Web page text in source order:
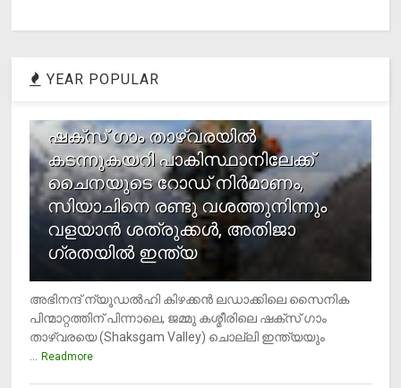
YEAR POPULAR
ഷക്സ് ​ഗാം താഴ്‌വരയിൽ
കടന്നുകയറി പാകിസ്ഥാനിലേക്ക്
ചൈനയുടെ റോഡ് നിർമാണം,
സിയാചിനെ രണ്ടു വശത്തുനിന്നും
വളയാൻ ശത്രുക്കൾ, അതിജാ​
ഗ്രതയിൽ ഇന്ത്യ
അഭിനന്ദ് ന്യൂഡൽഹി കിഴക്കൻ ലഡാക്കിലെ സൈനിക
പിന്മാറ്റത്തിന് പിന്നാലെ, ജമ്മു കശ്മീരിലെ ഷക്സ് ​ഗാം
താഴ്‌വരയെ (Shaksgam Valley) ചൊല്ലി ഇന്ത്യയും
Readmore